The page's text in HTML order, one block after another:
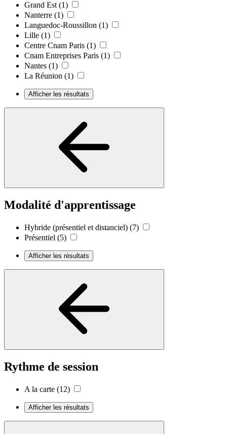
Grand Est (1)
Nanterre (1)
Languedoc-Roussillon (1)
Lille (1)
Centre Cnam Paris (1)
Cnam Entreprises Paris (1)
Nantes (1)
La Réunion (1)
Afficher les résultats
Modalité d'apprentissage
Hybride (présentiel et distanciel) (7)
Présentiel (5)
Afficher les résultats
Rythme de session
A la carte (12)
Afficher les résultats